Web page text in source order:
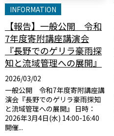
INFORMATION
【報告】一般公開 令和
7年度寄附講座講演会
『長野でのゲリラ豪雨探
知と流域管理への展開』
2026/03/02
一般公開 令和7年度寄附講座講
演会『長野でのゲリラ豪雨探知
と流域管理への展開』 日時：
2026年3月4日(水) 14:00-16:40
開催...